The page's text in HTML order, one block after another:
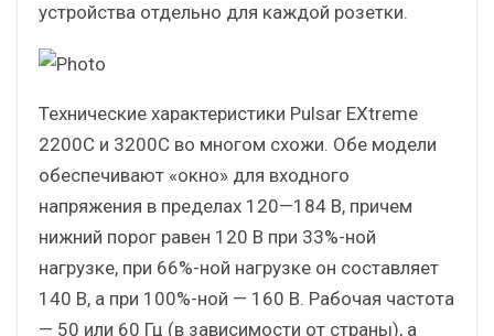
устройства отдельно для каждой розетки.
Технические характеристики Pulsar EXtreme
2200C и 3200C во многом схожи. Обе модели
обеспечивают «окно» для входного
напряжения в пределах 120—184 В, причем
нижний порог равен 120 В при 33%-ной
нагрузке, при 66%-ной нагрузке он составляет
140 В, а при 100%-ной — 160 В. Рабочая частота
— 50 или 60 Гц (в зависимости от страны), а